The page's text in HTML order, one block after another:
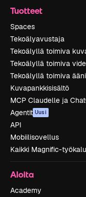
Tuotteet
Spaces
Tekoälyavustaja
Tekoälyllä toimiva
Tekoälyllä toimiva
Tekoälyllä toimiva
Kuvapankkisisältö
MCP Claudelle ja
Agentit Uusi
API
Mobiilisovellus
Kaikki Magnific-
Aloita
Academy